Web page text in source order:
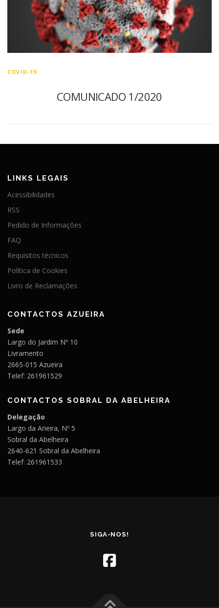
COVID-19
COMUNICADO 1/2020
LINKS LEGAIS
Acessibilidades
RSS
Pedido de Informações
FAQ
Requisitos técnicos
Política de Cookies
Livro de Reclamações
CONTACTOS AZUEIRA
Sede
Largo do Jardim Nº 10
Livramento
2665-015 Azueira
Telef: 261961529
CONTACTOS SOBRAL DA ABELHEIRA
Delegação
Largo da Arieira, Nº 5
Sobral da Abelheira
2640-621 Sobral da Abelheira
Telef: 261961533
SIGA-NOS!